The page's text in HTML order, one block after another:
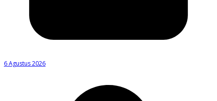
6 Agustus 2026